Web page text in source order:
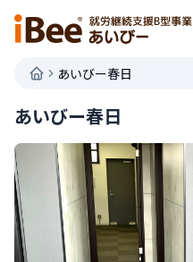
あいびー春日
あいびー春日